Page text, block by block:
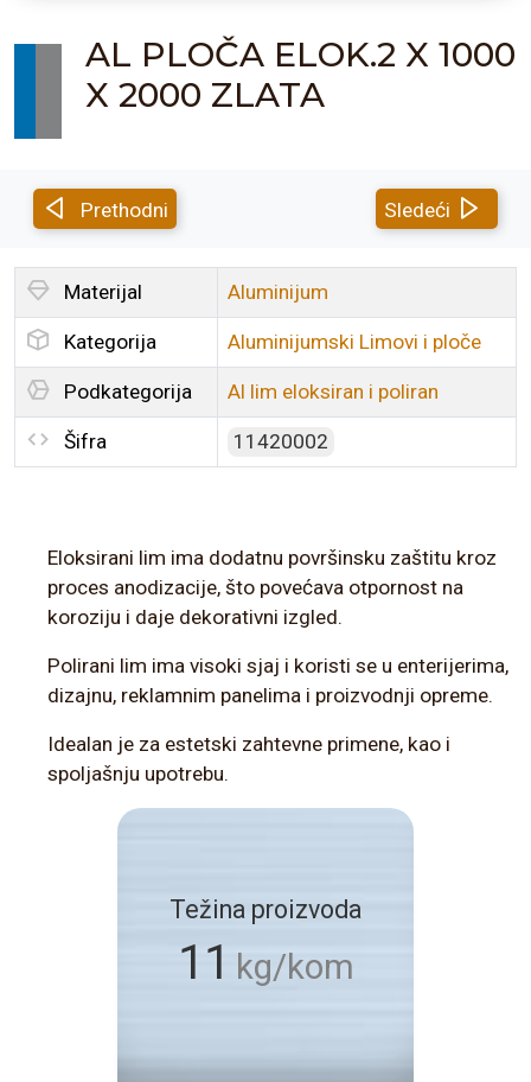
AL PLOČA ELOK.2 X 1000
X 2000 ZLATA
Prethodni Sledeći
Materijal Aluminijum
Kategorija Aluminijumski Limovi i ploče
Podkategorija Al lim eloksiran i poliran
Šifra 11420002
Eloksirani lim ima dodatnu površinsku zaštitu kroz
proces anodizacije, što povećava otpornost na
koroziju i daje dekorativni izgled.
Polirani lim ima visoki sjaj i koristi se u enterijerima,
dizajnu, reklamnim panelima i proizvodnji opreme.
Idealan je za estetski zahtevne primene, kao i
spoljašnju upotrebu.
Težina proizvoda
11 kg/kom